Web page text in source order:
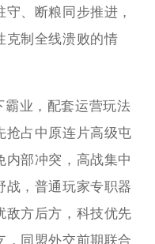
、断粮同步推进，
克制全线溃败的情
霸业，配套运营玩法
抢占中原连片高级屯
内部冲突，高战集中
战，普通玩家专职器
敌方后方，科技优先
，同盟外交前期联合